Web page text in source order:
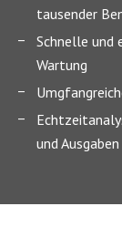
tausender
Schnelle und
Wartung
und